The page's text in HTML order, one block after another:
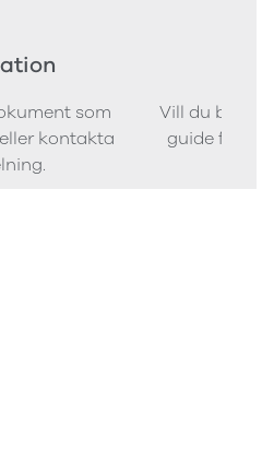
som
kontakta
Vill du
guide för